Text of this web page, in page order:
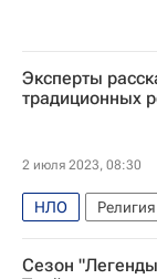
Эксперты
традиционных
2 июля 2023, 08:30
НЛО Религия
Общество
Сезон